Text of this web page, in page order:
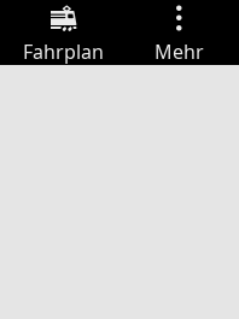
Fahrplan Mehr